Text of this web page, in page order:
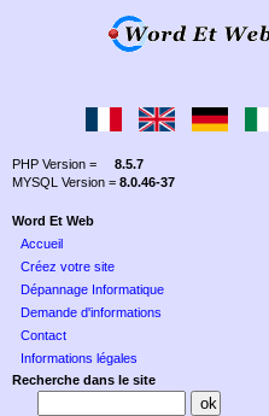
PHP Version = 8.5.7
MYSQL Version = 8.0.46-37
Word Et Web
Accueil
Créez votre site
Dépannage Informatique
Demande d'informations
Contact
Informations légales
Recherche dans le site